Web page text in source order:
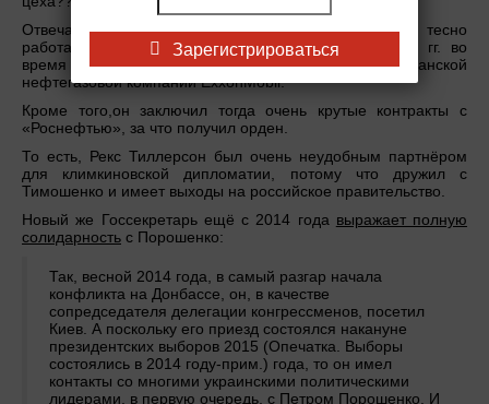
Отвечаю: Бывший госсекретарь Тиллерсон очень тесно
работал с правительством Тимошенко в 2008-2010 гг. во
время своей работы главой крупнейшей американской
нефтегазовой компании ExxonMobil.
Кроме того,он заключил тогда очень крутые контракты с
«Роснефтью», за что получил орден.
То есть, Рекс Тиллерсон был очень неудобным партнёром
для климкиновской дипломатии, потому что дружил с
Тимошенко и имеет выходы на российское правительство.
Новый же Госсекретарь ещё с 2014 года выражает полную
солидарность с Порошенко:
Так, весной 2014 года, в самый разгар начала
конфликта на Донбассе, он, в качестве
сопредседателя делегации конгрессменов, посетил
Киев. А поскольку его приезд состоялся накануне
президентских выборов 2015 (Опечатка. Выборы
состоялись в 2014 году-прим.) года, то он имел
контакты со многими украинскими политическими
лидерами, в первую очередь, с Петром Порошенко. И
Зарегистрироваться